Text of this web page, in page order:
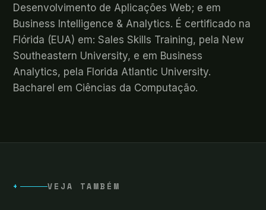
Desenvolvimento de Aplicações Web; e em
Business Intelligence & Analytics. É certificado na
Flórida (EUA) em: Sales Skills Training, pela New
Southeastern University, e em Business
Analytics, pela Florida Atlantic University.
Bacharel em Ciências da Computação.
+ VEJA TAMBÉM